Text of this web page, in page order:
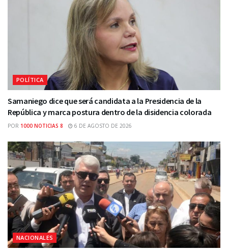
POLÍTICA
Samaniego dice que será candidata a la Presidencia de la
República y marca postura dentro de la disidencia colorada
POR 1000 NOTICIAS 8 6 DE AGOSTO DE 2026
NACIONALES